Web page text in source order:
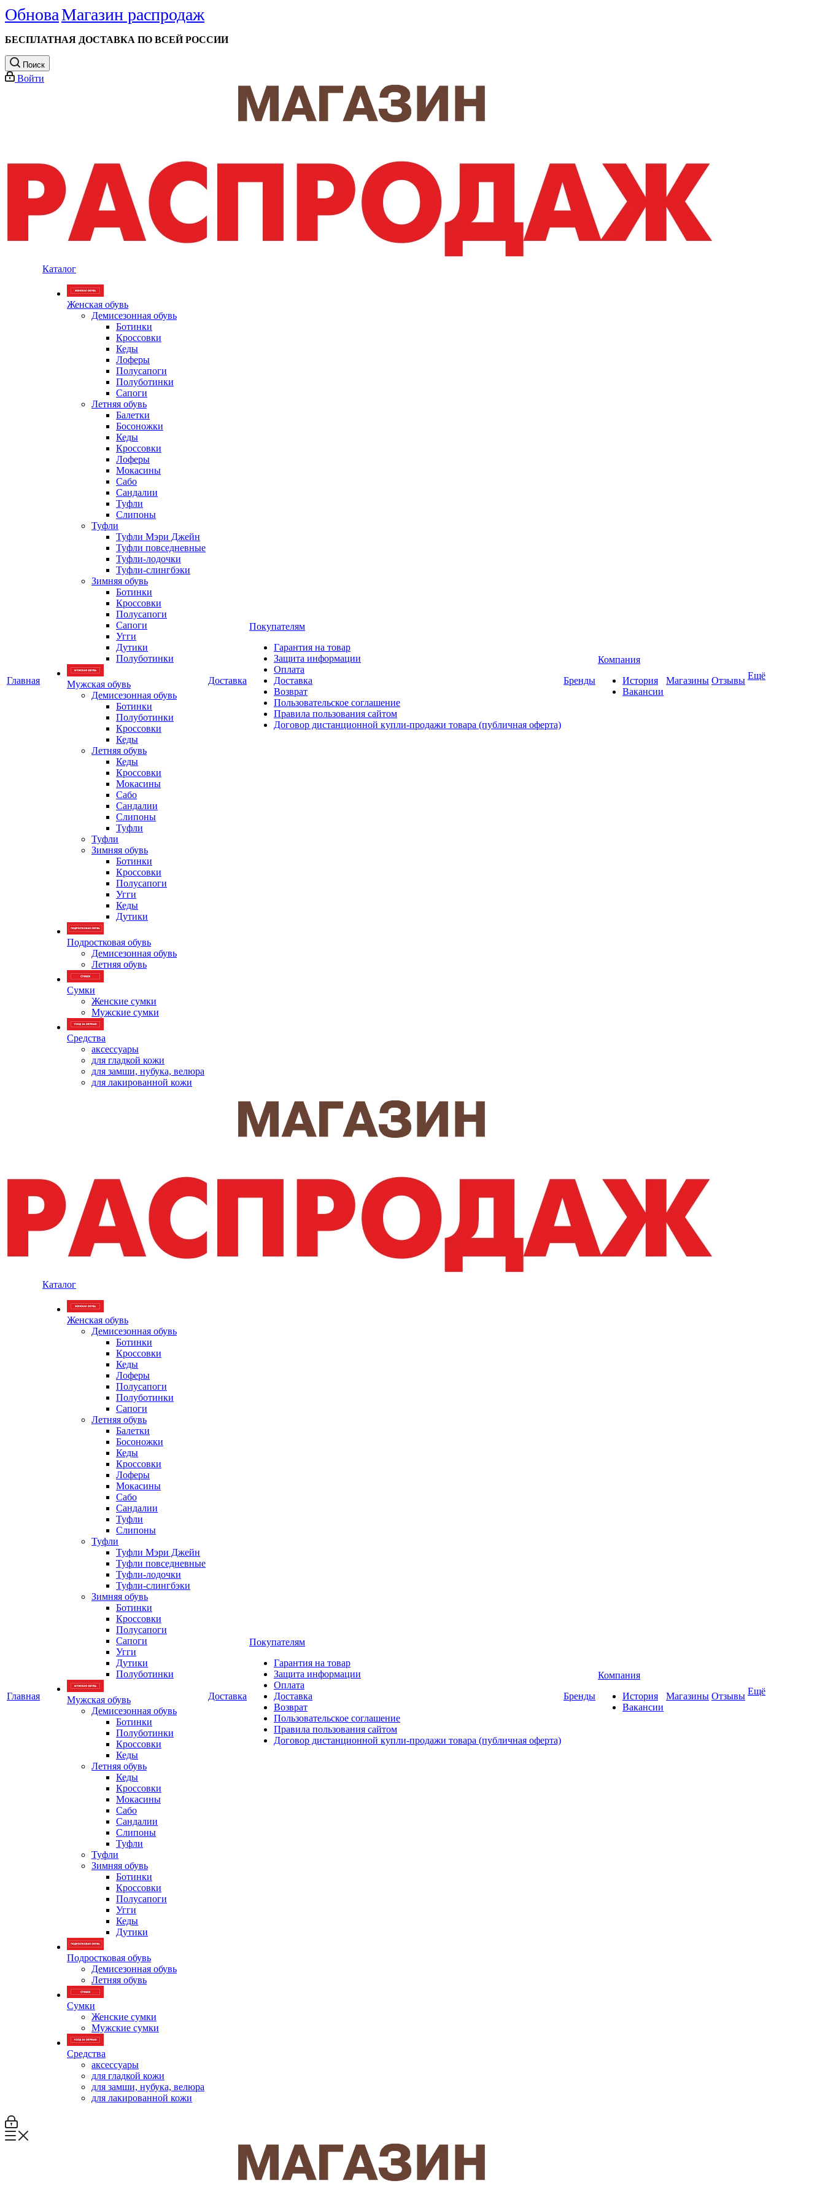
ОбноваМагазин распродаж
БЕСПЛАТНАЯ ДОСТАВКА ПО ВСЕЙ РОССИИ
Поиск
Войти
Главная
Каталог
Женская обувь
Демисезонная обувь
Ботинки
Кроссовки
Кеды
Лоферы
Полусапоги
Полуботинки
Сапоги
Летняя обувь
Балетки
Босоножки
Кеды
Кроссовки
Лоферы
Мокасины
Сабо
Сандалии
Туфли
Слипоны
Туфли
Туфли Мэри Джейн
Туфли повседневные
Туфли-лодочки
Туфли-слингбэки
Зимняя обувь
Ботинки
Кроссовки
Полусапоги
Сапоги
Угги
Дутики
Полуботинки
Мужская обувь
Демисезонная обувь
Ботинки
Полуботинки
Кроссовки
Кеды
Летняя обувь
Кеды
Кроссовки
Мокасины
Сабо
Сандалии
Слипоны
Туфли
Туфли
Зимняя обувь
Ботинки
Кроссовки
Полусапоги
Угги
Кеды
Дутики
Подростковая обувь
Демисезонная обувь
Летняя обувь
Сумки
Женские сумки
Мужские сумки
Средства
аксессуары
для гладкой кожи
для замши, нубука, велюра
для лакированной кожи
Доставка
Покупателям
Гарантия на товар
Защита информации
Оплата
Доставка
Возврат
Пользовательское соглашение
Правила пользования сайтом
Договор дистанционной купли-продажи товара (публичная оферта)
Бренды
Компания
История
Вакансии
Магазины Отзывы Ещё
Главная
Каталог
Женская обувь
Демисезонная обувь
Ботинки
Кроссовки
Кеды
Лоферы
Полусапоги
Полуботинки
Сапоги
Летняя обувь
Балетки
Босоножки
Кеды
Кроссовки
Лоферы
Мокасины
Сабо
Сандалии
Туфли
Слипоны
Туфли
Туфли Мэри Джейн
Туфли повседневные
Туфли-лодочки
Туфли-слингбэки
Зимняя обувь
Ботинки
Кроссовки
Полусапоги
Сапоги
Угги
Дутики
Полуботинки
Мужская обувь
Демисезонная обувь
Ботинки
Полуботинки
Кроссовки
Кеды
Летняя обувь
Кеды
Кроссовки
Мокасины
Сабо
Сандалии
Слипоны
Туфли
Туфли
Зимняя обувь
Ботинки
Кроссовки
Полусапоги
Угги
Кеды
Дутики
Подростковая обувь
Демисезонная обувь
Летняя обувь
Сумки
Женские сумки
Мужские сумки
Средства
аксессуары
для гладкой кожи
для замши, нубука, велюра
для лакированной кожи
Доставка
Покупателям
Гарантия на товар
Защита информации
Оплата
Доставка
Возврат
Пользовательское соглашение
Правила пользования сайтом
Договор дистанционной купли-продажи товара (публичная оферта)
Бренды
Компания
История
Вакансии
Магазины Отзывы Ещё